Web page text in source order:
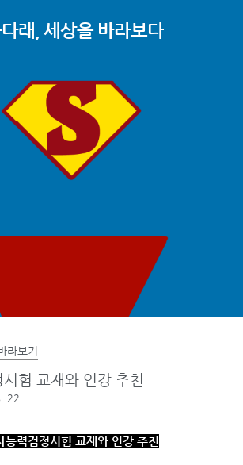
래, 세상을 바라보다
라보기
험 교재와 인강 추천
22.
능력검정시험 교재와 인강 추천